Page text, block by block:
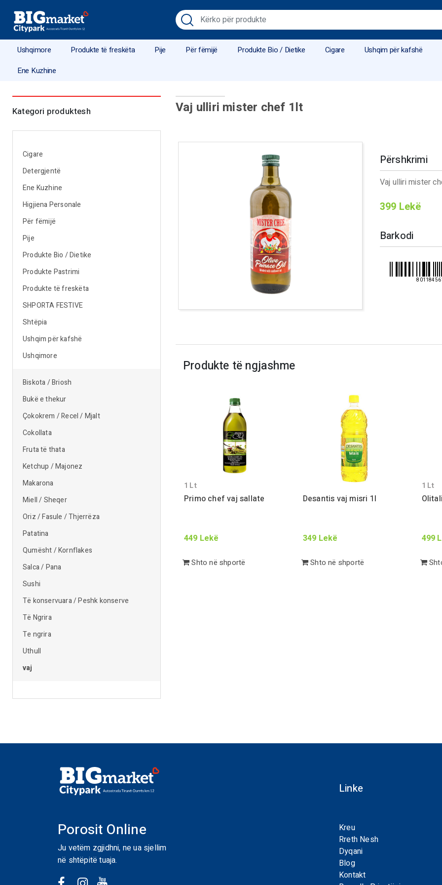
Ushqimore Produkte të freskëta Pije Për fëmijë Produkte Bio / Dietike Cigare Ushqim për kafshë
Ene Kuzhine
Kategori produktesh
Cigare
Detergjentë
Ene Kuzhine
Higjiena Personale
Për fëmijë
Pije
Produkte Bio / Dietike
Produkte Pastrimi
Produkte të freskëta
SHPORTA FESTIVE
Shtëpia
Ushqim për kafshë
Ushqimore
Biskota / Briosh
Bukë e thekur
Çokokrem / Recel / Mjalt
Cokollata
Fruta të thata
Ketchup / Majonez
Makarona
Miell / Sheqer
Oriz / Fasule / Thjerrëza
Patatina
Qumësht / Kornflakes
Salca / Pana
Sushi
Të konservuara / Peshk konserve
Të Ngrira
Te ngrira
Uthull
vaj
Vaj ulliri mister chef 1lt
Përshkrimi
Vaj ulliri mister
399 Lekë
Barkodi
Produkte të ngjashme
Primo chef vaj sallate
1 Lt
449 Lekë
Shto në shportë
Desantis vaj misri 1l
349 Lekë
Shto në shportë
1 Lt
499
Linke
Porosit Online
Ju vetëm zgjidhni, ne ua sjellim
në shtëpitë tuaja.
Kreu
Rreth Nesh
Dyqani
Blog
Kontakt